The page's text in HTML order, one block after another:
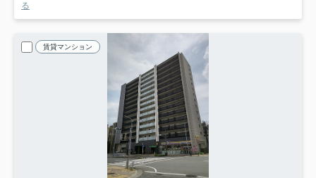
る
賃貸マンション